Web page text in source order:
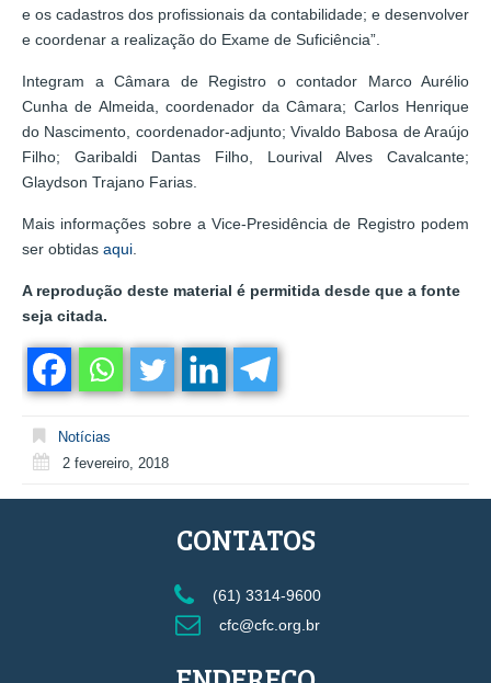
e os cadastros dos profissionais da contabilidade; e desenvolver
e coordenar a realização do Exame de Suficiência”.
Integram a Câmara de Registro o contador Marco Aurélio
Cunha de Almeida, coordenador da Câmara; Carlos Henrique
do Nascimento, coordenador-adjunto; Vivaldo Babosa de Araújo
Filho; Garibaldi Dantas Filho, Lourival Alves Cavalcante;
Glaydson Trajano Farias.
Mais informações sobre a Vice-Presidência de Registro podem
ser obtidas aqui
A reprodução deste material é permitida desde que a fonte
seja citada.
Notícias
2 fevereiro, 2018
CONTATOS
(61) 3314-9600
cfc@cfc.org.br